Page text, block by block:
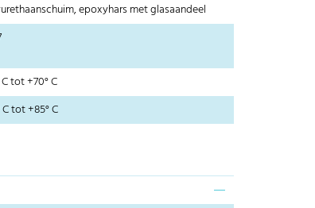
epoxyhars met glasaandeel
tot +70° C
tot +85° C